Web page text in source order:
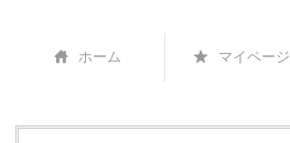
ホーム マイページ